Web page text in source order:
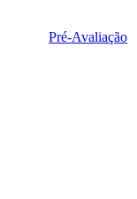
Pré-Avaliação